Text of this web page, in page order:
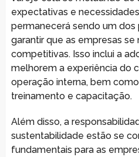
expectativas e
permanecerá sendo um dos
garantir que as empresas se
competitivas. Isso inclui a
melhorem a experiência do
operação interna, bem
treinamento e capacitação.
Além disso, a
sustentabilidade estão se
fundamentais para as